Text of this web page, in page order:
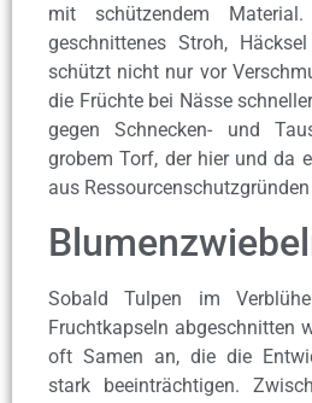
mit schützendem Material.
geschnittenes Stroh,
schützt nicht nur vor
die Früchte bei Nässe
gegen Schnecken- und
grobem Torf, der hier und da
aus
Sobald Tulpen im
Fruchtkapseln abgeschnitten
oft Samen an, die die
stark beeinträchtigen.